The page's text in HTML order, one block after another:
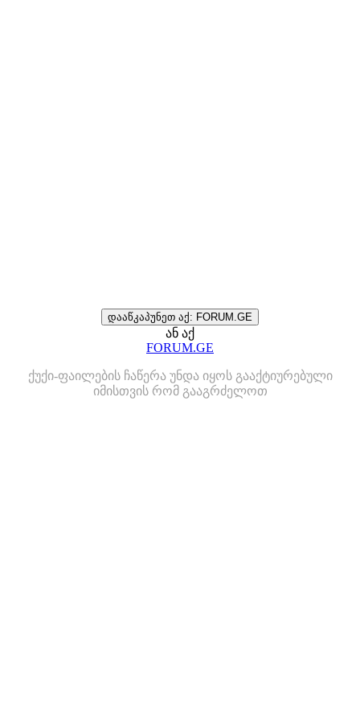
დააწკაპუნეთ აქ: FORUM.GE
ან აქ
FORUM.GE
ქუქი-ფაილების ჩაწერა უნდა იყოს გააქტიურებული
იმისთვის რომ გააგრძელოთ